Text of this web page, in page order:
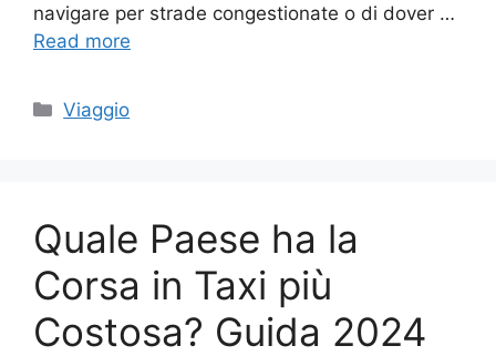
navigare per strade congestionate o di dover …
Read more
Categories
Viaggio
Quale Paese ha la
Corsa in Taxi più
Costosa? Guida 2024